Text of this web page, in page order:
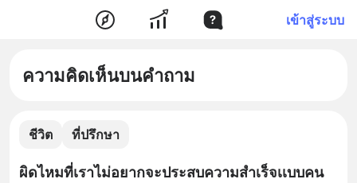
เข้าสู่ระบบ
ความคิดเห็นบนคำถาม
ชีวิต ที่ปรึกษา
ผิดไหมที่เราไม่อยากจะประสบความสำเร็จเเบบคน